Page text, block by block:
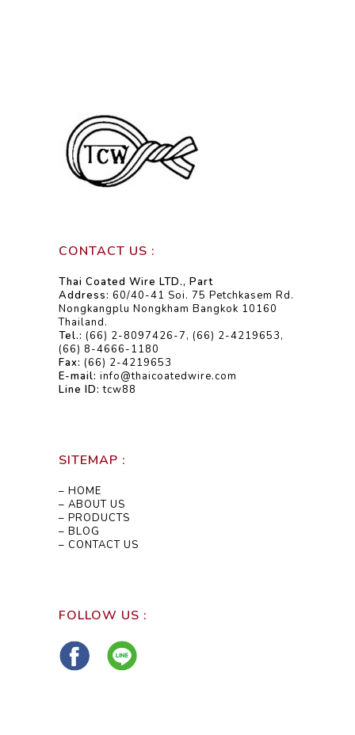
CONTACT US :
Thai Coated Wire LTD., Part
Address: 60/40-41 Soi. 75 Petchkasem Rd.
Nongkangplu Nongkham Bangkok 10160
Thailand.
Tel.: (66) 2-8097426-7, (66) 2-4219653,
(66) 8-4666-1180
Fax: (66) 2-4219653
E-mail: info@thaicoatedwire.com
Line ID: tcw88
SITEMAP :
– HOME
– ABOUT US
– PRODUCTS
– BLOG
– CONTACT US
FOLLOW US :